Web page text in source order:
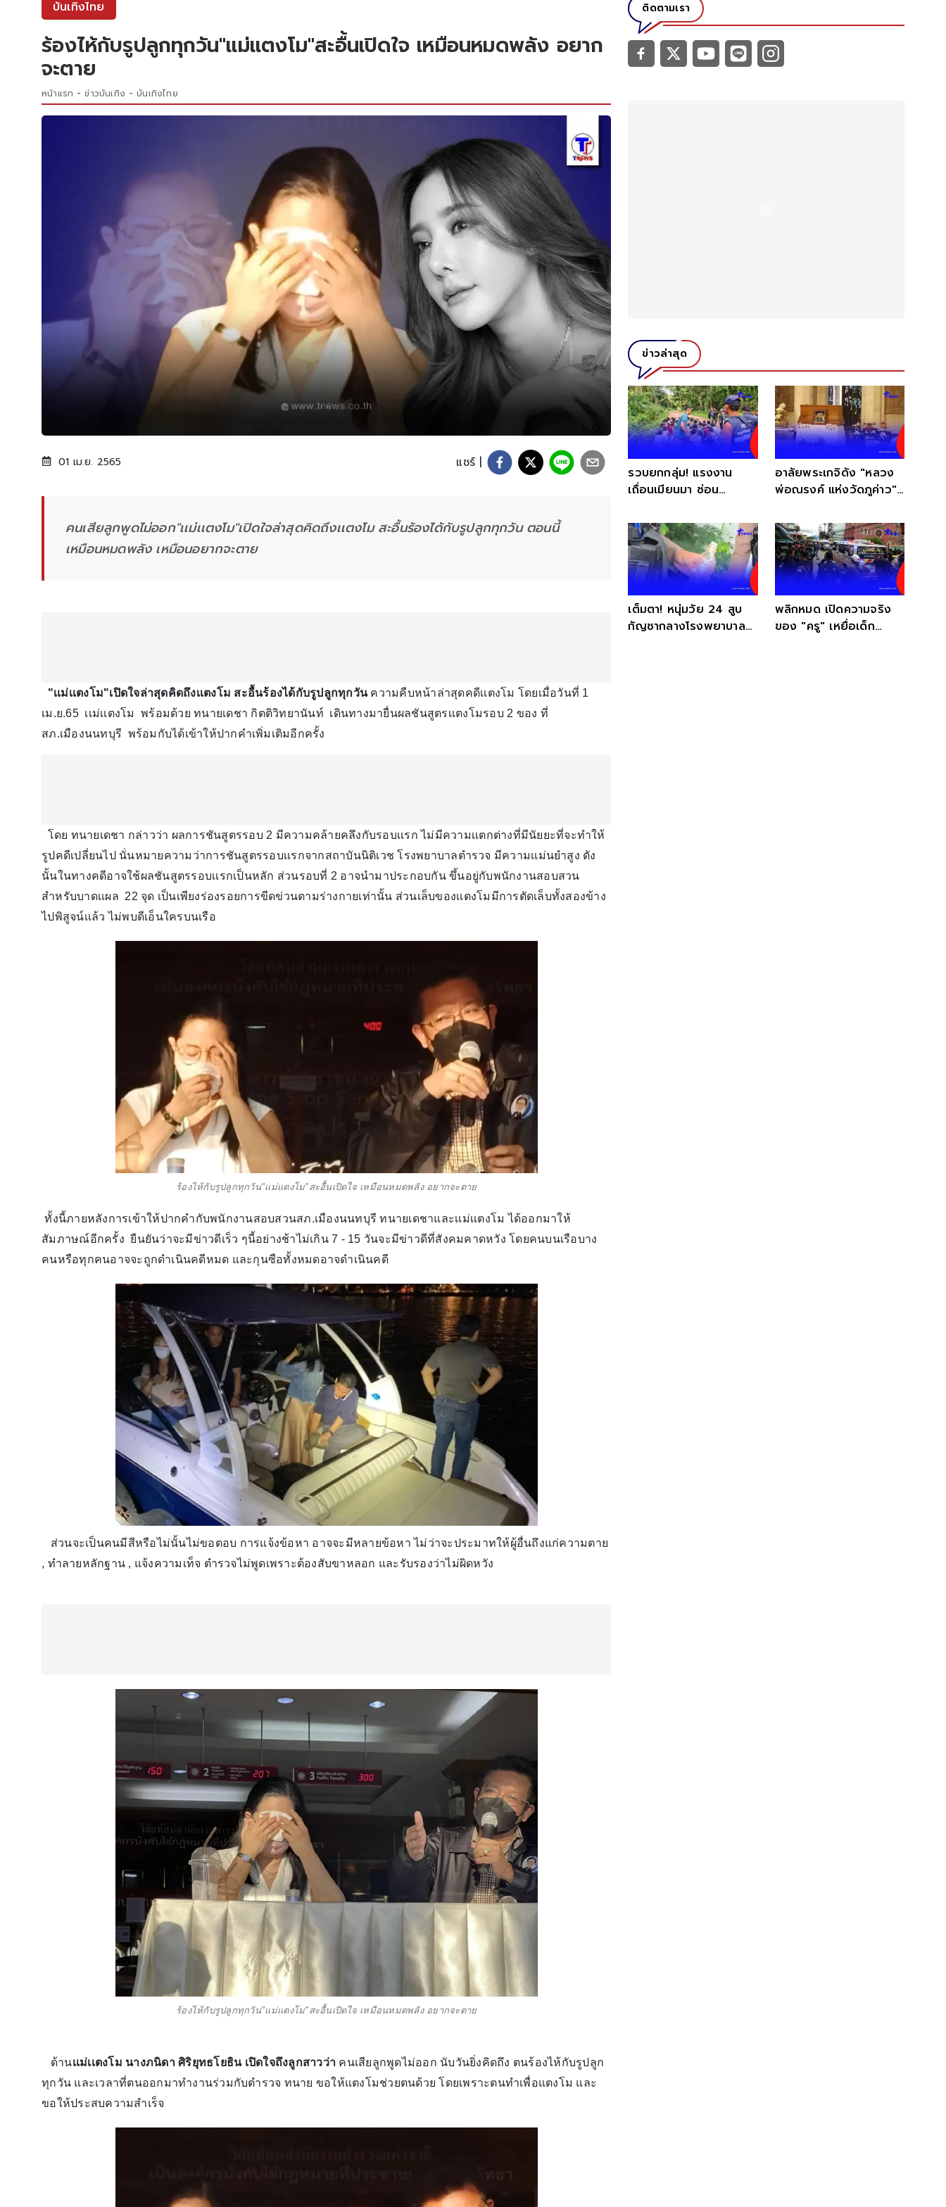
บันเทิงไทย
ร้องไห้กับรูปลูกทุกวัน"เเม่เเตงโม"สะอื้นเปิดใจ เหมือนหมดพลัง อยาก
จะตาย
หน้าแรก ข่าวบันเทิง บันเทิงไทย
01 เม.ย. 2565 แชร์ |
คนเสียลูกพูดไม่ออก"เเม่เเตงโม"เปิดใจล่าสุดคิดถึงเเตงโม สะอื้นร้องได้กับรูปลูกทุกวัน ตอนนี้
เหมือนหมดพลัง เหมือนอยากจะตาย
"เเม่เเตงโม"เปิดใจล่าสุดคิดถึงเเตงโม สะอื้นร้องได้กับรูปลูกทุกวันความคืบหน้าล่าสุดคดีเเตงโม โดยเมื่อวันที่ 1
เม.ย.65 เเม่เเตงโม พร้อมด้วย ทนายเดชา กิตติวิทยานันท์ เดินทางมายื่นผลชันสูตรเเตงโมรอบ 2 ของ ที่
สภ.เมืองนนทบุรี พร้อมกับได้เข้าให้ปากคำเพิ่มเติมอีกครั้ง
โดย ทนายเดชา กล่าวว่า ผลการชันสูตรรอบ 2 มีความคล้ายคลึงกับรอบเเรก ไม่มีความเเตกต่างที่มีนัยยะที่จะทำให้
รูปคดีเปลี่ยนไป นั่นหมายความว่าการชันสูตรรอบเเรกจากสถาบันนิติเวช โรงพยาบาลตำรวจ มีความเเม่นยำสูง ดัง
นั้นในทางคดีอาจใช้ผลชันสูตรรอบเเรกเป็นหลัก ส่วนรอบที่ 2 อาจนำมาประกอบกัน ขึ้นอยู่กับพนักงานสอบสวน
สำหรับบาดเเผล 22 จุด เป็นเพียงร่องรอยการขีดข่วนตามร่างกายเท่านั้น ส่วนเล็บของเเตงโมมีการตัดเล็บทั้งสองข้าง
ไปพิสูจน์เเล้ว ไม่พบดีเอ็นใครบนเรือ
ร้องไห้กับรูปลูกทุกวัน"เเม่เเตงโม"สะอื้นเปิดใจ เหมือนหมดพลัง อยากจะตาย
ทั้งนี้ภายหลังการเข้าให้ปากคำกับพนักงานสอบสวนสภ.เมืองนนทบุรี ทนายเดชาและเเม่เเตงโม ได้ออกมาให้
สัมภาษณ์อีกครั้ง ยืนยันว่าจะมีข่าวดีเร็ว ๆนี้อย่างช้าไม่เกิน 7 - 15 วันจะมีข่าวดีที่สังคมคาดหวัง โดยคนบนเรือบาง
คนหรือทุกคนอาจจะถูกดำเนินคดีหมด และกุนซือทั้งหมดอาจดำเนินคดี
ส่วนจะเป็นคนมีสีหรือไม่นั้นไม่ขอตอบ การแจ้งข้อหา อาจจะมีหลายข้อหา ไม่ว่าจะประมาทให้ผู้อื่นถึงแก่ความตาย
, ทำลายหลักฐาน , แจ้งความเท็จ ตำรวจไม่พูดเพราะต้องสับขาหลอก และรับรองว่าไม่ผิดหวัง
ร้องไห้กับรูปลูกทุกวัน"เเม่เเตงโม"สะอื้นเปิดใจ เหมือนหมดพลัง อยากจะตาย
ด้านเเม่เเตงโม นางภนิดา ศิริยุทธโยธิน เปิดใจถึงลูกสาวว่า คนเสียลูกพูดไม่ออก นับวันยิ่งคิดถึง ตนร้องไห้กับรูปลูก
ทุกวัน และเวลาที่ตนออกมาทำงานร่วมกับตำรวจ ทนาย ขอให้แตงโมช่วยตนด้วย โดยเพราะตนทำเพื่อแตงโม และ
ขอให้ประสบความสำเร็จ
ติดตามเรา
ข่าวล่าสุด
รวบยกกลุ่ม! แรงงาน
เถื่อนเมียนมา ซ่อน
อาลัยพระเกจิดัง "หลวง
พ่อณรงค์ แห่งวัดภูค่าว"
เต็มตา! หนุ่มวัย 24 สูบ
กัญชากลางโรงพยาบาล
พลิกหมด เปิดความจริง
ของ "ครู" เหยื่อเด็ก